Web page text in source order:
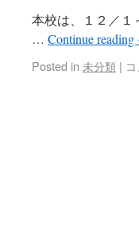
本校は、１２／１
… Continue reading
Posted in 未分類 |